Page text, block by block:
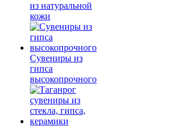
из натуральной
кожи
Сувениры из
гипса
высокопрочного